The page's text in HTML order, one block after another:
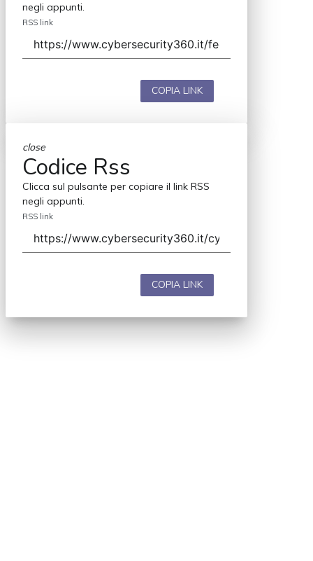
negli appunti.
RSS link
COPIA LINK
close
Codice Rss
Clicca sul pulsante per copiare il link RSS
negli appunti.
RSS link
COPIA LINK